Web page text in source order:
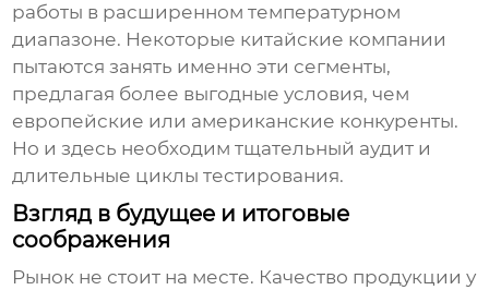
работы в расширенном температурном
диапазоне. Некоторые китайские компании
пытаются занять именно эти сегменты,
предлагая более выгодные условия, чем
европейские или американские конкуренты.
Но и здесь необходим тщательный аудит и
длительные циклы тестирования.
Взгляд в будущее и итоговые
соображения
Рынок не стоит на месте. Качество продукции у